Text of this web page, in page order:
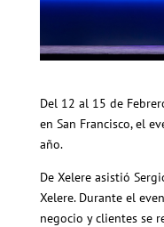
Del 12 al 15 de
en San Francisco, el
año.
De Xelere asistió
Xelere. Durante el
negocio y clientes se